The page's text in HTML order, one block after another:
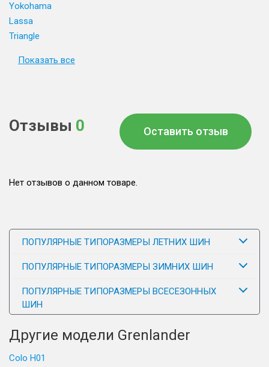
Yokohama
Lassa
Triangle
Показать все
Отзывы 0 Оставить отзыв
Нет отзывов о данном товаре.
ПОПУЛЯРНЫЕ ТИПОРАЗМЕРЫ ЛЕТНИХ ШИН
ПОПУЛЯРНЫЕ ТИПОРАЗМЕРЫ ЗИМНИХ ШИН
ПОПУЛЯРНЫЕ ТИПОРАЗМЕРЫ ВСЕСЕЗОННЫХ
ШИН
Другие модели Grenlander
Colo H01